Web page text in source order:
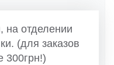
на отделении
(для заказов
300грн!)